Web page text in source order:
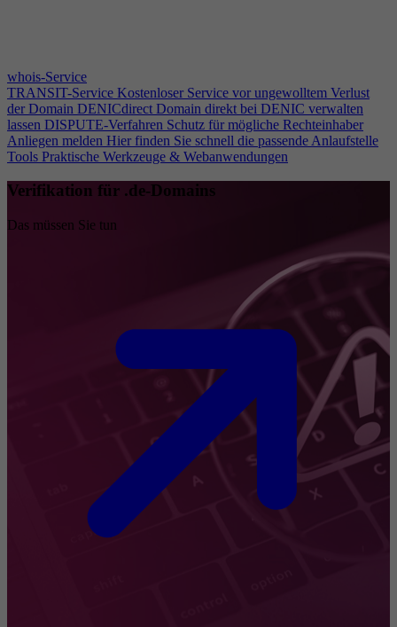
whois-Service
TRANSIT-Service Kostenloser Service vor ungewolltem Verlust
der Domain DENICdirect Domain direkt bei DENIC verwalten
lassen DISPUTE-Verfahren Schutz für mögliche Rechteinhaber
Anliegen melden Hier finden Sie schnell die passende Anlaufstelle
Tools Praktische Werkzeuge & Webanwendungen
Verifikation für .de-Domains
Das müssen Sie tun